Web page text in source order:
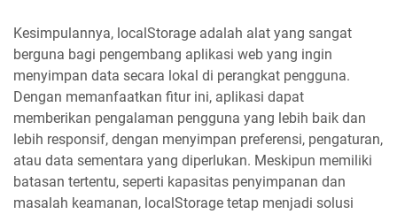
Kesimpulannya, localStorage adalah alat yang sangat
berguna bagi pengembang aplikasi web yang ingin
menyimpan data secara lokal di perangkat pengguna.
Dengan memanfaatkan fitur ini, aplikasi dapat
memberikan pengalaman pengguna yang lebih baik dan
lebih responsif, dengan menyimpan preferensi, pengaturan,
atau data sementara yang diperlukan. Meskipun memiliki
batasan tertentu, seperti kapasitas penyimpanan dan
masalah keamanan, localStorage tetap menjadi solusi